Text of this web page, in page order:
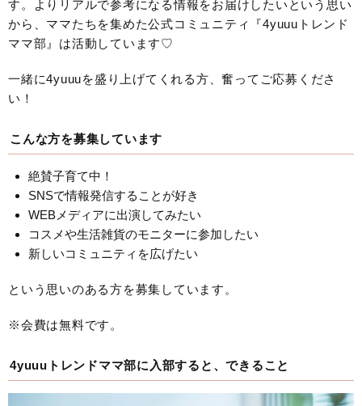
す。よりリアルで参考になる情報をお届けしたいという思い
から、ママたちを集めた公式コミュニティ『4yuuuトレンド
ママ部』は活動しています♡
一緒に4yuuuを盛り上げてくれる方、奮ってご応募くださ
い！
こんな方を募集しています
絶賛子育て中！
SNSで情報発信することが好き
WEBメディアに出演してみたい
コスメや生活雑貨のモニターに参加したい
新しいコミュニティを広げたい
という思いのある方を募集しています。
※会費は無料です。
4yuuuトレンドママ部に入部すると、できること